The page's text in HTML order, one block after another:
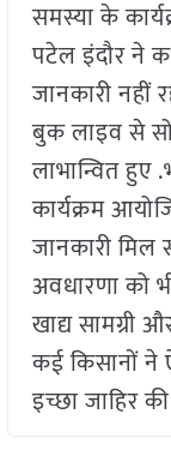
समस्या के
पटेल इंदौर ने
जानकारी
बुक लाइव से
लाभान्वित हुए
कार्यक्रम
जानकारी
अवधारणा को
खाद्य सामग्री
कई किसानों ने
इच्छा जाहिर